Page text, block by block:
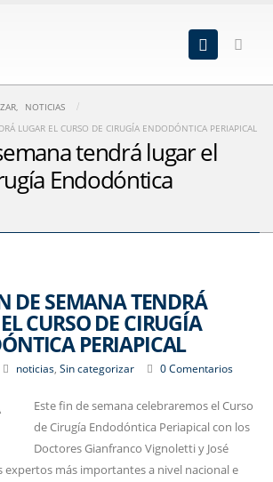
,
NOTICIAS
LUGAR EL CURSO DE CIRUGÍA ENDODÓNTICA PERIAPICAL
tendrá lugar el
Endodóntica
DE SEMANA TENDRÁ
CURSO DE CIRUGÍA
PERIAPICAL
noticias ,Sin categorizar 0 Comentarios
Este fin de semana celebraremos el Curso
de Cirugía Endodóntica Periapical con los
Doctores Gianfranco Vignoletti y José
expertos más importantes a nivel nacional e